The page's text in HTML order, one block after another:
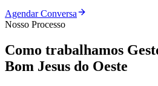
Agendar Conversa
Nosso Processo
Como trabalhamos
Bom Jesus do Oeste